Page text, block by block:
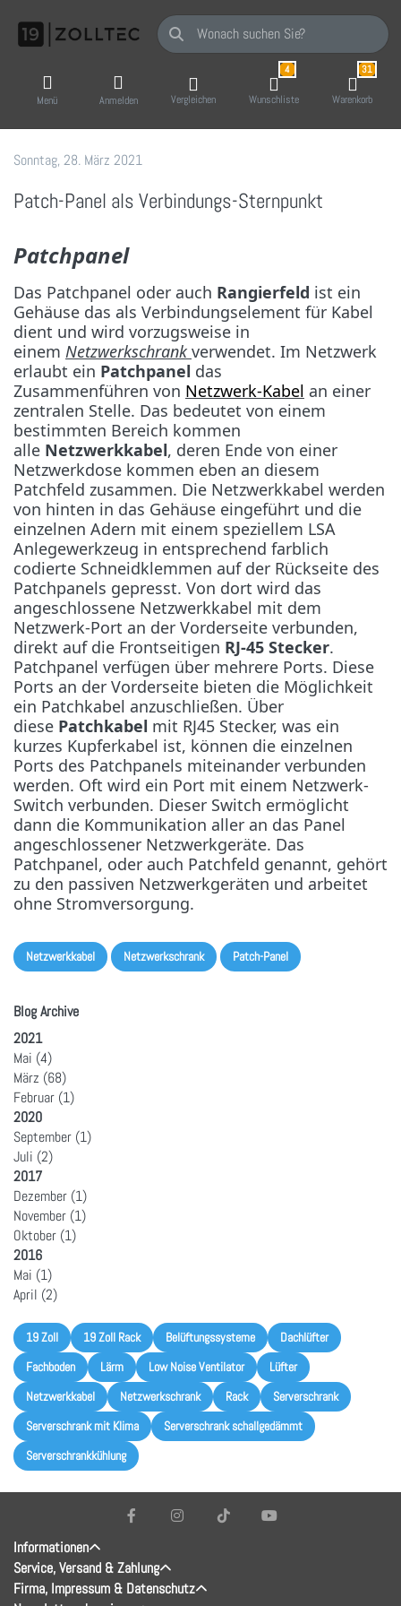
Geben Sie einen Suchbegriff ein. Während
Menü Anmelden Vergleichen
4
Wunschliste
31
Warenkorb
Sonntag, 28. März 2021
19 Zoll-Tec GmbH
Patch-Panel als Verbindungs-Sternpunkt
Patchpanel
Das Patchpanel oder auch Rangierfeld ist ein
Gehäuse das als Verbindungselement für Kabel
dient und wird vorzugsweise in
einem Netzwerkschrank verwendet. Im Netzwerk
erlaubt ein Patchpanel das
Zusammenführen von Netzwerk-Kabel an einer
zentralen Stelle. Das bedeutet von einem
bestimmten Bereich kommen
alle Netzwerkkabel, deren Ende von einer
Netzwerkdose kommen eben an diesem
Patchfeld zusammen. Die Netzwerkkabel werden
von hinten in das Gehäuse eingeführt und die
einzelnen Adern mit einem speziellem LSA
Anlegewerkzeug in entsprechend farblich
codierte Schneidklemmen auf der Rückseite des
Patchpanels gepresst. Von dort wird das
angeschlossene Netzwerkkabel mit dem
Netzwerk-Port an der Vorderseite verbunden,
direkt auf die Frontseitigen RJ-45 Stecker.
Patchpanel verfügen über mehrere Ports. Diese
Ports an der Vorderseite bieten die Möglichkeit
ein Patchkabel anzuschließen. Über
diese Patchkabel mit RJ45 Stecker, was ein
kurzes Kupferkabel ist, können die einzelnen
Ports des Patchpanels miteinander verbunden
werden. Oft wird ein Port mit einem Netzwerk-
Switch verbunden. Dieser Switch ermöglicht
dann die Kommunikation aller an das Panel
angeschlossener Netzwerkgeräte. Das
Patchpanel, oder auch Patchfeld genannt, gehört
zu den passiven Netzwerkgeräten und arbeitet
ohne Stromversorgung.
Netzwerkkabel Netzwerkschrank Patch-Panel
Blog Archive
2021
Mai (4)
März (68)
Februar (1)
2020
September (1)
Juli (2)
2017
Dezember (1)
November (1)
Oktober (1)
2016
Mai (1)
April (2)
19 Zoll 19 Zoll Rack Belüftungssysteme
Dachlüfter
Fachboden
Lärm Low Noise Ventilator
Lüfter
Netzwerkkabel
Netzwerkschrank Rack
Serverschrank
Serverschrank mit Klima
Serverschrank schallgedämmt
Serverschrankkühlung
Informationen
Service, Versand & Zahlung
Firma, Impressum & Datenschutz